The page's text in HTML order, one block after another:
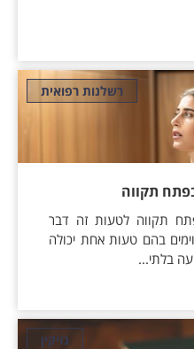
רשלנות רפואית
תקווה
תקווה לטעות זה דבר
בהם טעות אחת יכולה
בלתי...
נזיקין